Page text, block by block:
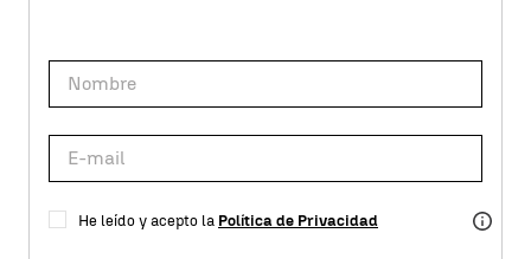
He leído y acepto la Política de Privacidad